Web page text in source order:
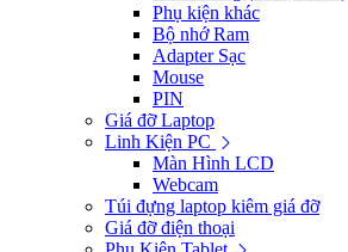
Phụ kiện khác
Bộ nhớ Ram
Adapter Sạc
Mouse
PIN
Giá đỡ Laptop
Linh Kiện PC
Màn Hình LCD
Webcam
Túi đựng laptop kiêm giá đỡ
Giá đỡ điện thoại